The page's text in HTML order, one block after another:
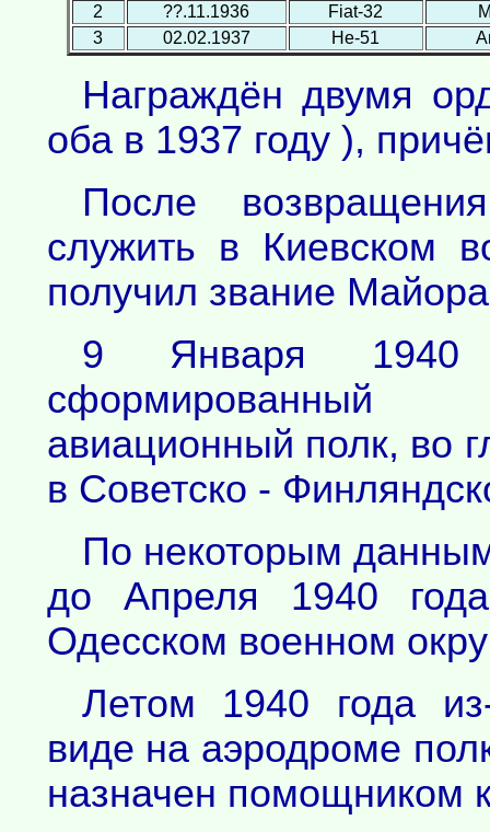
2
??.11.1936 Fiat-32
3
02.02.1937 Не-51
Награждён двумя
оба в 1937 году ),
После
служить в Киевском
получил звание
9 Января 1940
сформированный
авиационный полк, во
в Советско -
По некоторым
до Апреля 1940
Одесском военном
Летом 1940 года
виде на аэродроме
назначен помощником